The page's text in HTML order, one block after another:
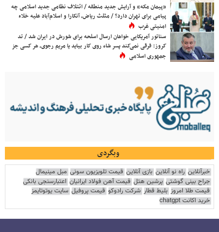
«پیمان مکه» و آرایش جدید منطقه / ائتلاف نظامی جدید اسلامی چه
پیامی برای تهران دارد؟ / مثلث ریاض، آنکارا و اسلام‌آباد علیه خلاء
امنیتی غرب
سناتور آمریکایی خواهان ارسال اسلحه برای شورش در ایران شد / تد
کروز: فرقی نمی‌کند پسر شاه روی کار بیاید یا مریم رجوی، هر کسی جز
جمهوری اسلامی
وبگردی
خبرآنلاین راه نو آنلاین بازی آنلاین قیمت تلویزیون سونی مبل مینیمال
جراح بینی گوشتی پرشین هتل قیمت آهن فولاد ایرانیان اعتبارسنجی بانکی
قیمت طلا امروز بلیط قطار شرکت رادوکو قیمت پروفیل سایت یوتوتایمز
خرید اکانت chatgpt